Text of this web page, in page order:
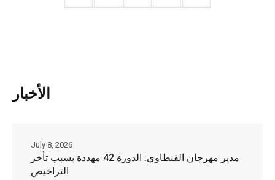
الأخبار
مدير مهرجان القنطاوي: الدورة 42 مهددة بسبب تأخر
التراخيص
July 8, 2026